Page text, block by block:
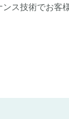
ス技術でお客